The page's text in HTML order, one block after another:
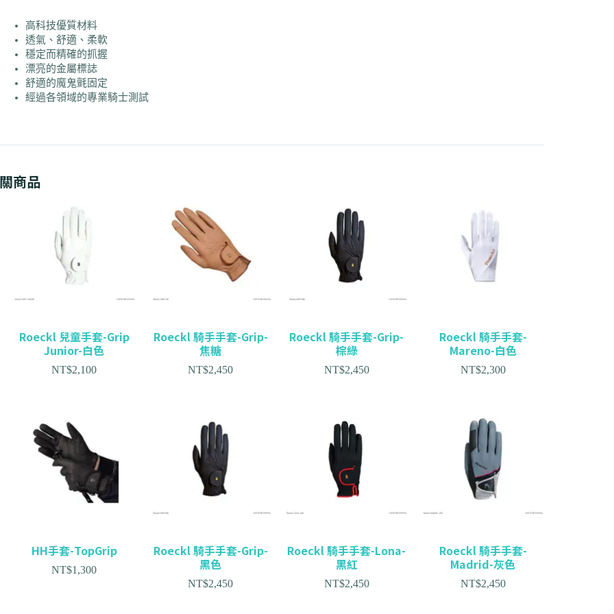
高科技優質材料
透氣、舒適、柔軟
穩定而精確的抓握
漂亮的金屬標誌
舒適的魔鬼氈固定
經過各領域的專業騎士測試
商品
Roeckl 兒童手套-Grip
Junior-白色
NT$2,100
Roeckl 騎手手套-Grip-
焦糖
NT$2,450
Roeckl 騎手手套-Grip-
棕綠
NT$2,450
Roeckl 騎手手套-
Mareno-白色
NT$2,300
HH手套-TopGrip
NT$1,300
Roeckl 騎手手套-Grip-
黑色
NT$2,450
Roeckl 騎手手套-Lona-
黑紅
NT$2,450
Roeckl 騎手手套-
Madrid-灰色
NT$2,450